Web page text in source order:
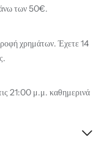
άνω των 50€.
χρημάτων. Έχετε 14
21:00 μ.μ. καθημερινά